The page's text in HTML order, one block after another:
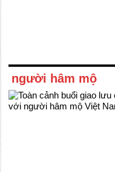
người hâm mộ